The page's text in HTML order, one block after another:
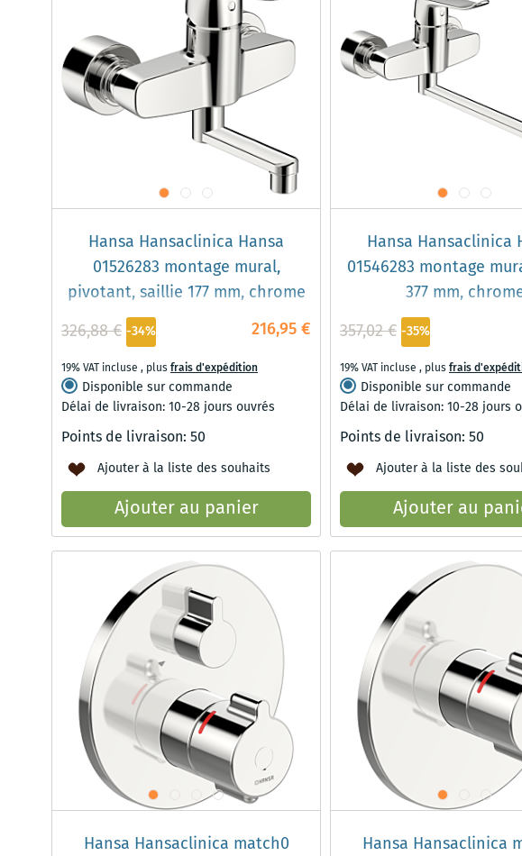
Hansa Hansaclinica Hansa
01526283 montage mural,
pivotant, saillie 177 mm, chrome
216,95 €
326,88 € -34%
19% VAT incluse , plusfrais d'expédition
Disponible sur commande
Délai de livraison: 10-28 jours ouvrés
Points de livraison: 50
Ajouter à la liste des souhaits
Ajouter au panier
Hansa Hansaclinica
01546283 montage
377 mm,
357,02 € -35%
19% VAT incluse , plusfrais
Disponible sur commande
Délai de livraison: 10-28 jours
Points de livraison: 50
Ajouter à la liste des
Ajouter au
Hansa Hansaclinica match0
Hansa Hansaclinica